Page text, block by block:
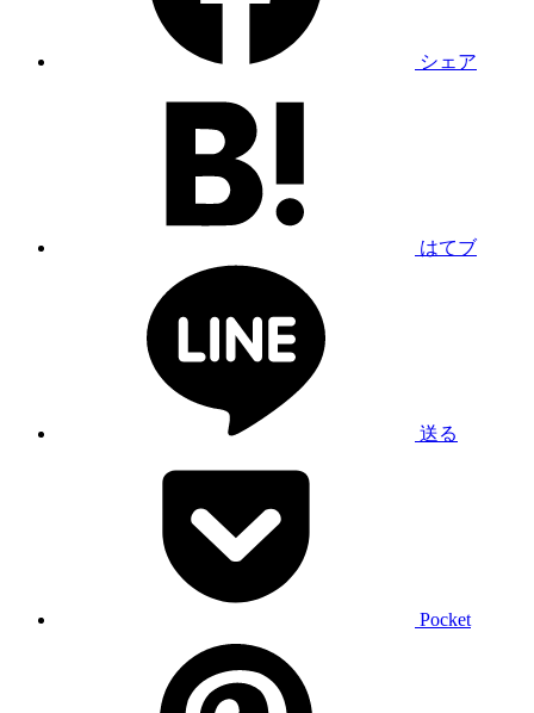
シェア
はてブ
送る
Pocket